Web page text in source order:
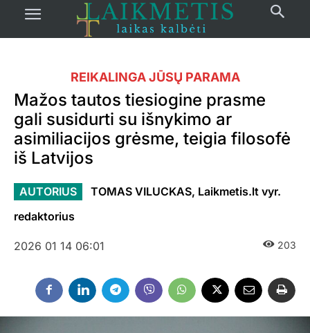
REIKALINGA JŪSŲ PARAMA
Mažos tautos tiesiogine prasme
gali susidurti su išnykimo ar
asimiliacijos grėsme, teigia filosofė
iš Latvijos
AUTORIUS
TOMAS VILUCKAS, Laikmetis.lt vyr.
redaktorius
2026 01 14 06:01 203